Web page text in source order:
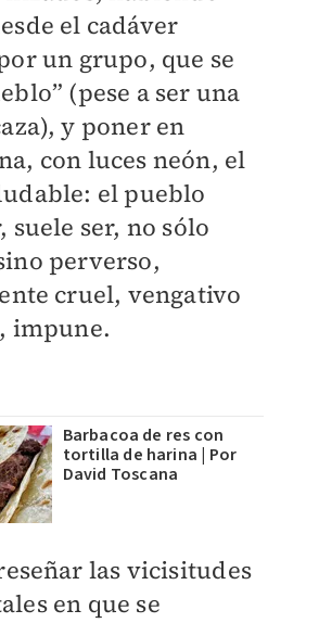
el cadáver
un grupo, que se
(pese a ser una
y poner en
con luces neón, el
el pueblo
suele ser, no sólo
perverso,
cruel, vengativo
impune.
Barbacoa de res con
tortilla de harina | Por
David Toscana
las vicisitudes
en que se